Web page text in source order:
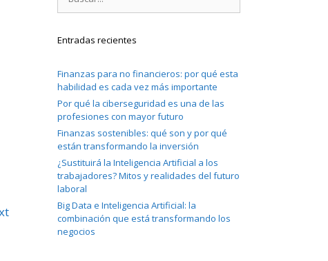
Entradas recientes
Finanzas para no financieros: por qué esta
habilidad es cada vez más importante
Por qué la ciberseguridad es una de las
profesiones con mayor futuro
Finanzas sostenibles: qué son y por qué
están transformando la inversión
¿Sustituirá la Inteligencia Artificial a los
trabajadores? Mitos y realidades del futuro
laboral
Big Data e Inteligencia Artificial: la
combinación que está transformando los
negocios